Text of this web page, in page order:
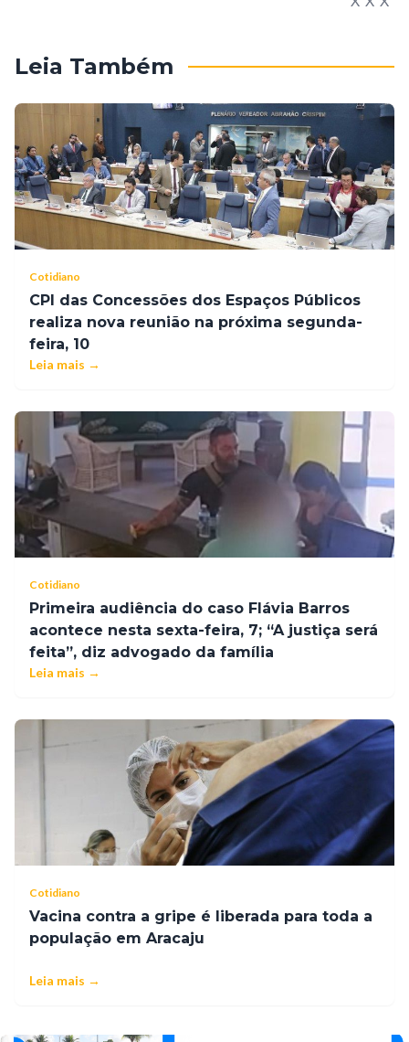
Leia Também
Cotidiano
CPI das Concessões dos Espaços Públicos
realiza nova reunião na próxima segunda-
feira, 10
Leia mais →
Cotidiano
Primeira audiência do caso Flávia Barros
acontece nesta sexta-feira, 7; “A justiça será
feita”, diz advogado da família
Leia mais →
Cotidiano
Vacina contra a gripe é liberada para toda a
população em Aracaju
Leia mais →